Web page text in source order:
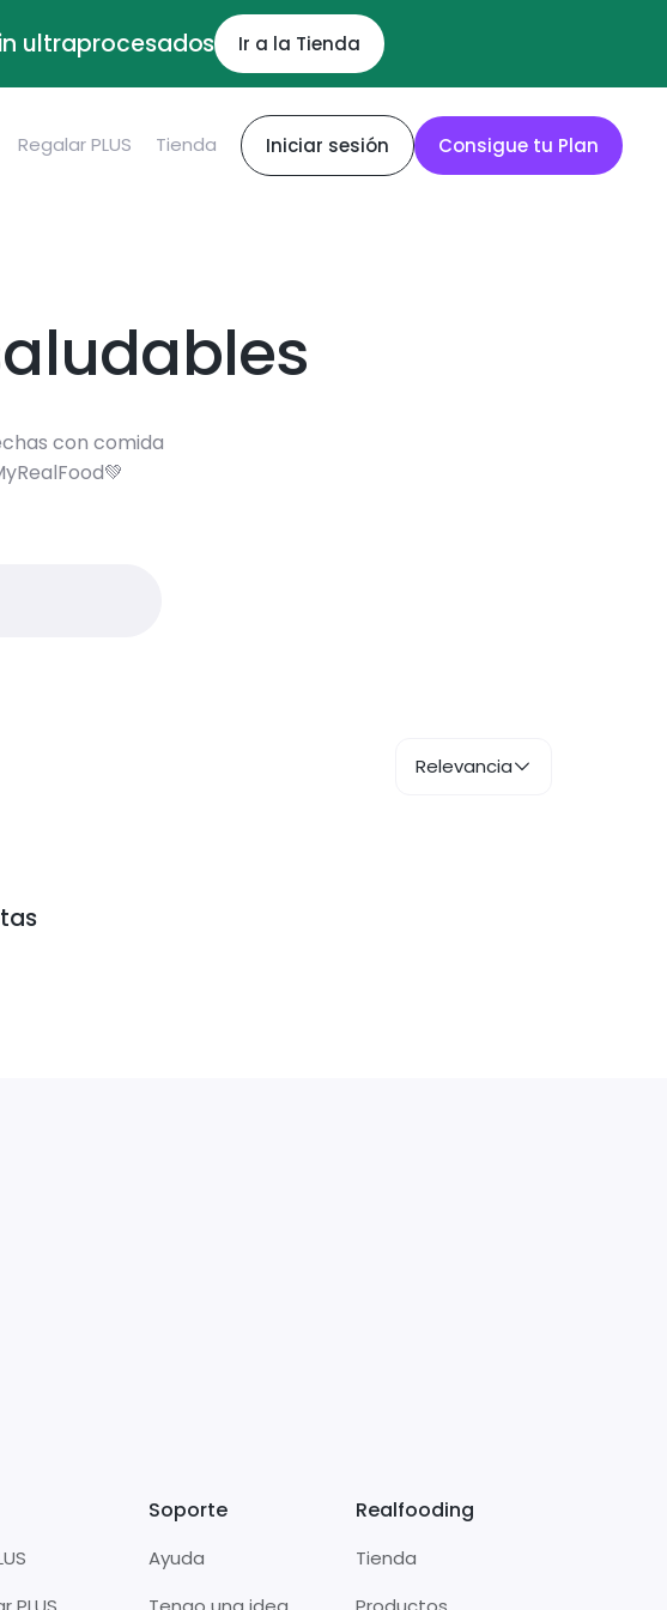
ultraprocesados Ir a la Tienda
Regalar PLUS Tienda Iniciar sesión Consigue tu Plan
con comida
Relevancia
Soporte
Ayuda
Realfooding
Tienda